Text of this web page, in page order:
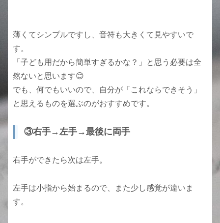
薄くてシンプルですし、音符も大きくて見やすいで
す。
「子ども用だから簡単すぎるかな？」と思う必要は全
然ないと思います😊
でも、何でもいいので、自分が「これならできそう」
と思えるものを選ぶのがおすすめです。
③右手→左手→最後に両手
右手ができたら次は左手。
左手は小指から始まるので、また少し感覚が違いま
す。